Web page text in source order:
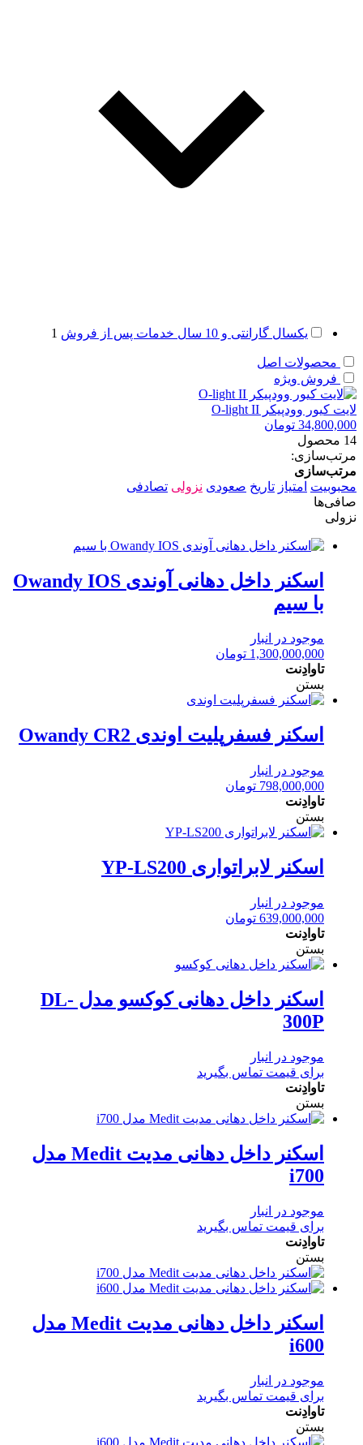
یکسال گارانتی و 10 سال خدمات پس از فروش 1
محصولات اصل
فروش ویژه
لایت کیور وودپیکر O-light II
34,800,000 تومان
14 محصول
مرتب‌سازی:
مرتب‌سازی
محبوبیت امتیاز تاریخ صعودی نزولی تصادفی
صافی‌ها
نزولی
اسکنر داخل دهانی آوندی Owandy IOS
با سیم
موجود در انبار
1,300,000,000 تومان
تاوادِنت
بستن
اسکنر فسفرپلیت اوندی Owandy CR2
موجود در انبار
798,000,000 تومان
تاوادِنت
بستن
اسکنر لابراتواری YP-LS200
موجود در انبار
639,000,000 تومان
تاوادِنت
بستن
اسکنر داخل دهانی کوکسو مدل DL-
300P
موجود در انبار
برای قیمت تماس بگیرید
تاوادِنت
بستن
اسکنر داخل دهانی مدیت Medit مدل
i700
موجود در انبار
برای قیمت تماس بگیرید
تاوادِنت
بستن
اسکنر داخل دهانی مدیت Medit مدل
i600
موجود در انبار
برای قیمت تماس بگیرید
تاوادِنت
بستن